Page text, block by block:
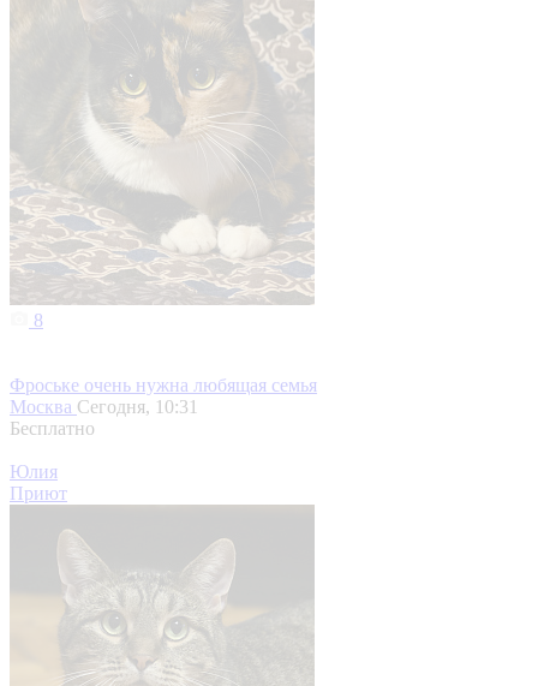
8
Фроське очень нужна любящая семья
Москва Сегодня, 10:31
Бесплатно
Юлия
Приют